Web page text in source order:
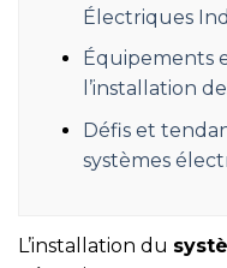
Électriques
Équipements
l’installation
Défis et
systèmes
L’installation du